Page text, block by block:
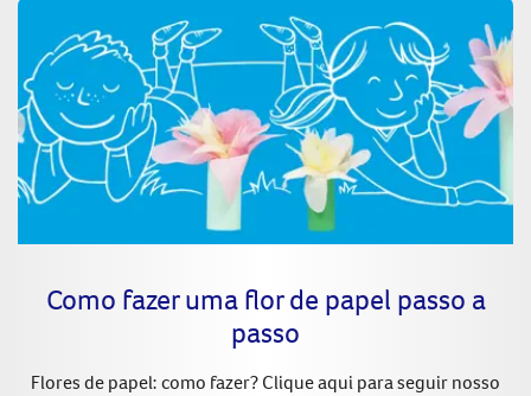
Como fazer uma flor de papel passo a
passo
Flores de papel: como fazer? Clique aqui para seguir nosso